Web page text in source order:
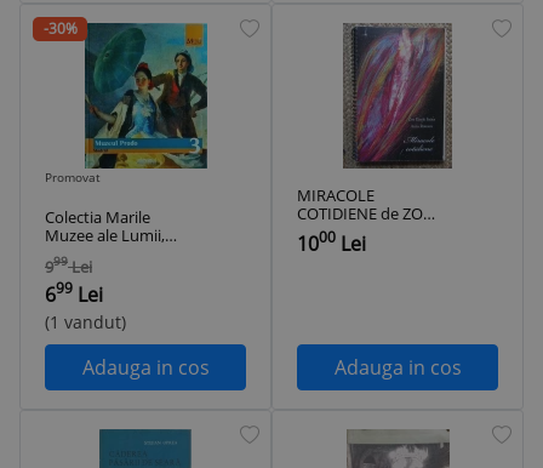
-30%
Promovat
Colectia Marile
Muzee ale Lumii,
volumul 3: Muzeul
Prado, Madrid
999 Lei
699 Lei
(1 vandut)
Adauga in cos
MIRACOLE
COTIDIENE de ZOE
EISELE SZUCS ,
ANCA ROTESCU ,
1000 Lei
Adauga in cos